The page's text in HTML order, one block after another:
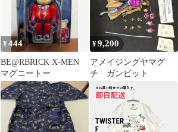
¥444
BE@RBRICK X-MEN
マグニートー
¥9,200
アメイジングヤマグ
チ ガンビット